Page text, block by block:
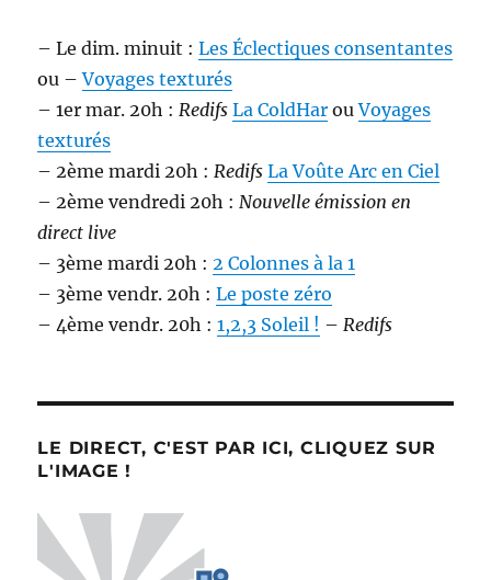
– Le dim. minuit :Les Éclectiques consentantes
ou –Voyages texturés
– 1er mar. 20h :Redifs La ColdHar ouVoyages
texturés
– 2ème mardi 20h :Redifs La Voûte Arc en Ciel
– 2ème vendredi 20h :Nouvelle émission en
direct live
– 3ème mardi 20h :2 Colonnes à la 1
– 3ème vendr. 20h :Le poste zéro
– 4ème vendr. 20h :1,2,3 Soleil ! –Redifs
LE DIRECT, C'EST PAR ICI, CLIQUEZ SUR
L'IMAGE !